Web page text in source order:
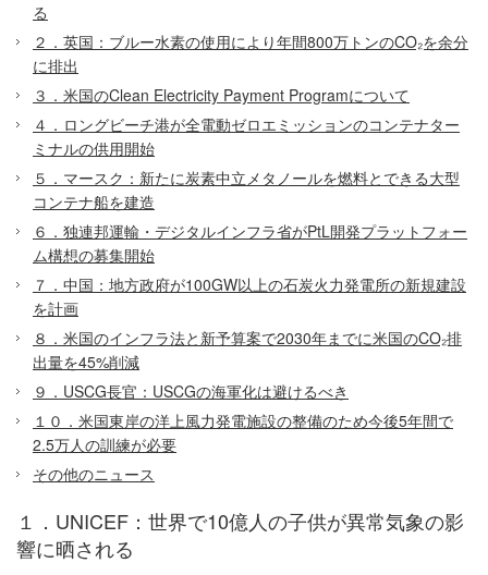
る
２．英国：ブルー水素の使用により年間800万トンのCO₂を余分
に排出
３．米国のClean Electricity Payment Programについて
４．ロングビーチ港が全電動ゼロエミッションのコンテナター
ミナルの供用開始
５．マースク：新たに炭素中立メタノールを燃料とできる大型
コンテナ船を建造
６．独連邦運輸・デジタルインフラ省がPtL開発プラットフォー
ム構想の募集開始
７．中国：地方政府が100GW以上の石炭火力発電所の新規建設
を計画
８．米国のインフラ法と新予算案で2030年までに米国のCO₂排
出量を45%削減
９．USCG長官：USCGの海軍化は避けるべき
１０．米国東岸の洋上風力発電施設の整備のため今後5年間で
2.5万人の訓練が必要
その他のニュース
１．UNICEF：世界で10億人の子供が異常気象の影
響に晒される